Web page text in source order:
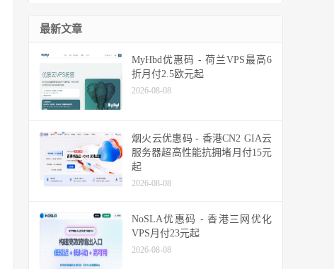
最新文章
MyHbd优惠码 - 荷兰VPS最高6
折月付2.5欧元起
2026-08-08
烟火云优惠码 - 香港CN2 GIA云
服务器超高性能抗拥堵月付15元
起
2026-08-08
NoSLA优惠码 - 香港三网优化
VPS月付23元起
2026-08-08